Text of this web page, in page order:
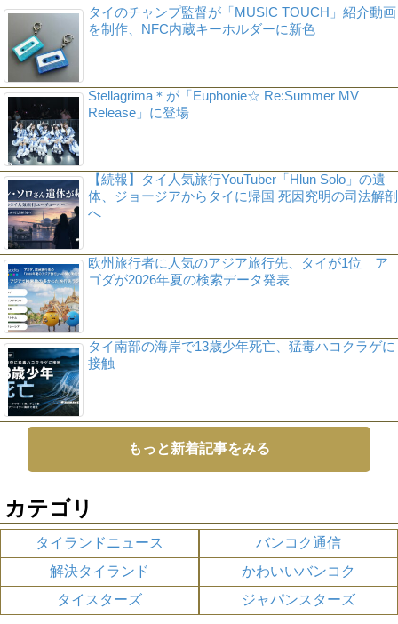
タイのチャンプ監督が「MUSIC TOUCH」紹介動画
を制作、NFC内蔵キーホルダーに新色
Stellagrima＊が「Euphonie☆ Re:Summer MV
Release」に登場
【続報】タイ人気旅行YouTuber「Hlun Solo」の遺
体、ジョージアからタイに帰国 死因究明の司法解剖
へ
欧州旅行者に人気のアジア旅行先、タイが1位 ア
ゴダが2026年夏の検索データ発表
タイ南部の海岸で13歳少年死亡、猛毒ハコクラゲに
接触
もっと新着記事をみる
カテゴリ
タイランドニュース
バンコク通信
解決タイランド
かわいいバンコク
タイスターズ
ジャパンスターズ